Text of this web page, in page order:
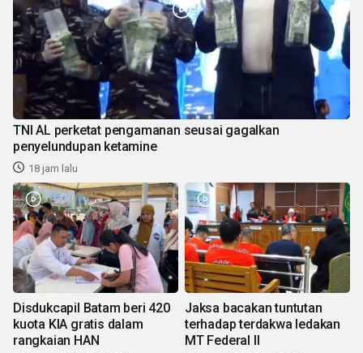
TNI AL perketat pengamanan seusai gagalkan
penyelundupan ketamine
18 jam lalu
Disdukcapil Batam beri 420
kuota KIA gratis dalam
rangkaian HAN
Jaksa bacakan tuntutan
terhadap terdakwa ledakan
MT Federal II